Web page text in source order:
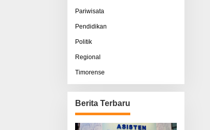
Pariwisata
Pendidikan
Politik
Regional
Timorense
Berita Terbaru